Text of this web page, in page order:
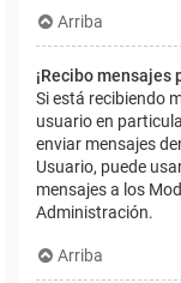
Arriba
¡Recibo mensajes
Si está recibiendo
usuario en
enviar mensajes
Usuario, puede
mensajes a los
Administración.
Arriba